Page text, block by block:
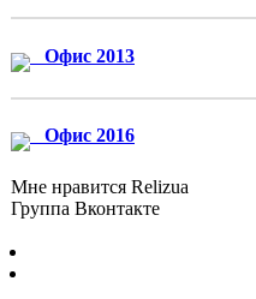
Офис 2013
Офис 2016
Мне нравится Relizua
Группа Вконтакте